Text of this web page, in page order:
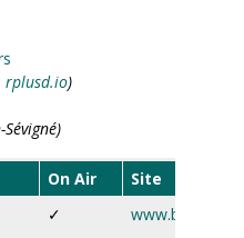
rplusd.io)
Sévigné)
On Air
Site
✓